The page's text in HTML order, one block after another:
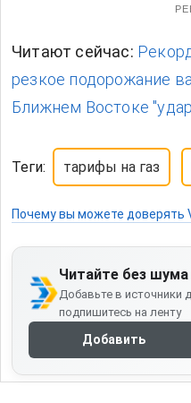
Читают сейчас:
резкое подорожание
Ближнем Востоке
Теги: тарифы на газ
Почему вы можете доверять
Читайте без шума
Добавьте в источники
подпишитесь на ленту
Добавить